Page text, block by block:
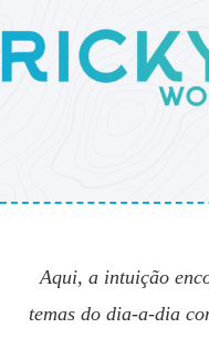
Aqui, a intuição
temas do dia-a-dia